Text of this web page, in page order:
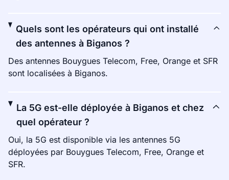
Quels sont les opérateurs qui ont installé
des antennes à Biganos ?
Des antennes Bouygues Telecom, Free, Orange et SFR
sont localisées à Biganos.
La 5G est-elle déployée à Biganos et chez
quel opérateur ?
Oui, la 5G est disponible via les antennes 5G
déployées par Bouygues Telecom, Free, Orange et
SFR.